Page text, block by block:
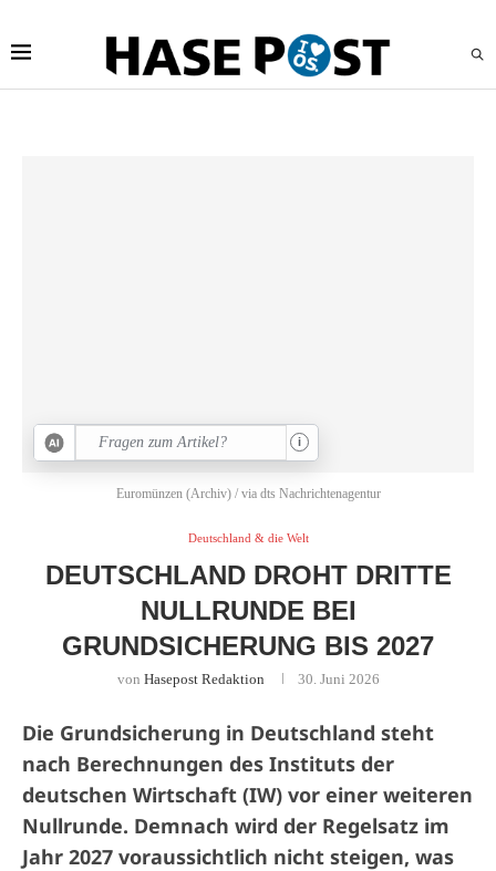
Euromünzen (Archiv) / via dts Nachrichtenagentur
i
Deutschland & die Welt
DEUTSCHLAND DROHT DRITTE
NULLRUNDE BEI
GRUNDSICHERUNG BIS 2027
von Hasepost Redaktion 30. Juni 2026
Die Grundsicherung in Deutschland steht
nach Berechnungen des Instituts der
deutschen Wirtschaft (IW) vor einer weiteren
Nullrunde. Demnach wird der Regelsatz im
Jahr 2027 voraussichtlich nicht steigen, was